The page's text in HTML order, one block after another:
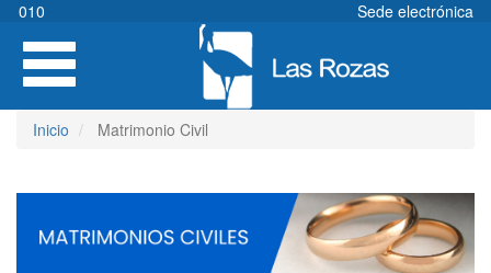
Pasar
contenido
principal
010
Sede electrónica
Toggle
navigation
Inicio Matrimonio Civil